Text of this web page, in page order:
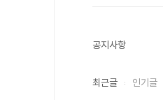
공지사항
최근글 인기글